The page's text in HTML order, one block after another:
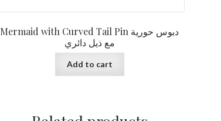
Mermaid with Curved Tail Pin دبوس حورية
مع ذيل دائري
Add to cart